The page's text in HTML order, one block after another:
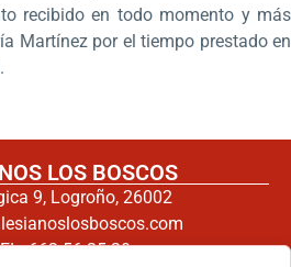
recibido en todo momento y más
Martínez por el tiempo prestado en
LOS BOSCOS
9, Logroño, 26002
662 56 25 20